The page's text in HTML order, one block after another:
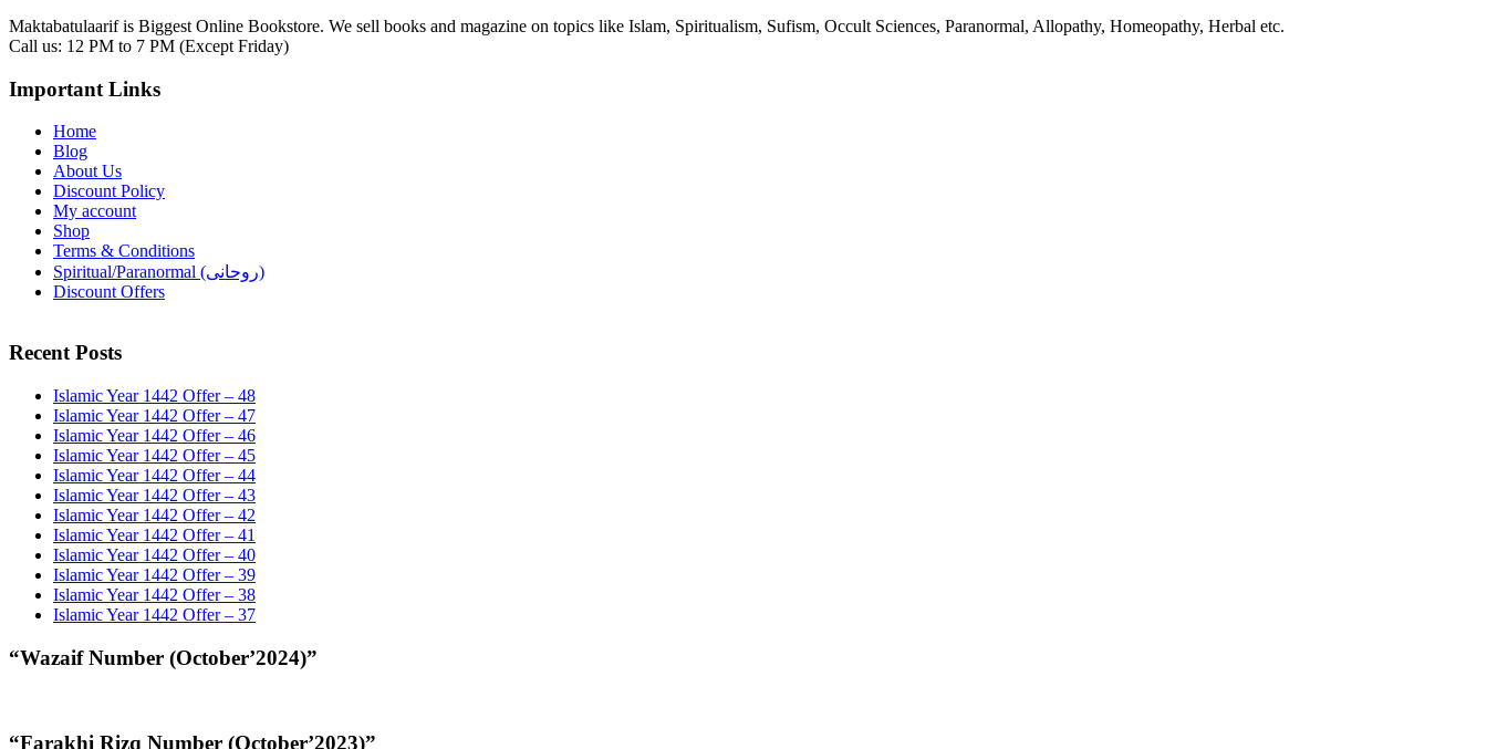
Maktabatulaarif is Biggest Online Bookstore. We sell books and magazine on topics like Islam, Spiritualism, Sufism, Occult Sciences, Paranormal, Allopathy, Homeopathy, Herbal etc.
Call us: 12 PM to 7 PM (Except Friday)
Important Links
Home
Blog
About Us
Discount Policy
My account
Shop
Terms & Conditions
Spiritual/Paranormal (روحانی)
Discount Offers
Recent Posts
Islamic Year 1442 Offer – 48
Islamic Year 1442 Offer – 47
Islamic Year 1442 Offer – 46
Islamic Year 1442 Offer – 45
Islamic Year 1442 Offer – 44
Islamic Year 1442 Offer – 43
Islamic Year 1442 Offer – 42
Islamic Year 1442 Offer – 41
Islamic Year 1442 Offer – 40
Islamic Year 1442 Offer – 39
Islamic Year 1442 Offer – 38
Islamic Year 1442 Offer – 37
“Wazaif Number (October’2024)”
“Farakhi Rizq Number (October’2023)”